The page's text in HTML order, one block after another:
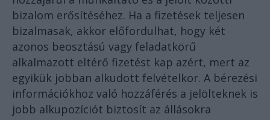
bizalom erősítéséhez. Ha a fizetések teljesen
bizalmasak, akkor előfordulhat, hogy két
azonos beosztású vagy feladatkörű
alkalmazott eltérő fizetést kap azért, mert az
egyikük jobban alkudott felvételkor. A bérezési
információkhoz való hozzáférés a jelölteknek is
jobb alkupozíciót biztosít az állásokra